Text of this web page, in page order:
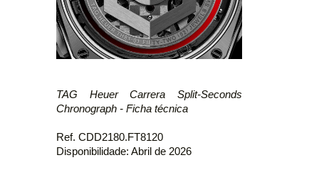
TAG Heuer Carrera Split-Seconds
Chronograph - Ficha técnica
Ref. CDD2180.FT8120
Disponibilidade: Abril de 2026